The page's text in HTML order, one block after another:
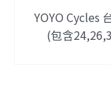
YOYO Cycles
(包含